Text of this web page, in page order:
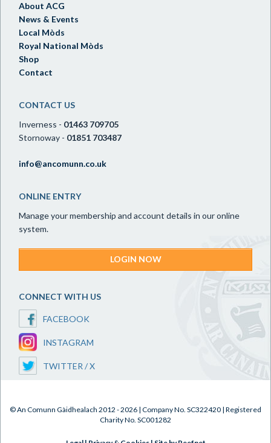
About ACG
News & Events
Local Mòds
Royal National Mòds
Shop
Contact
CONTACT US
Inverness - 01463 709705
Stornoway - 01851 703487
info@ancomunn.co.uk
ONLINE ENTRY
Manage your membership and account details in our online
system.
LOGIN NOW
CONNECT WITH US
FACEBOOK
INSTAGRAM
TWITTER / X
© An Comunn Gàidhealach 2012 - 2026 | Company No. SC322420 | Registered
Charity No. SC001282